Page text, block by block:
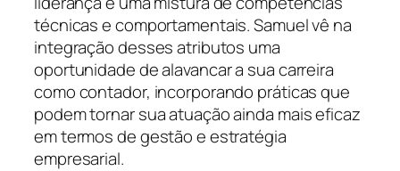
técnicas e comportamentais. Samuel vê na
integração desses atributos uma
oportunidade de alavancar a sua carreira
como contador, incorporando práticas que
podem tornar sua atuação ainda mais eficaz
em termos de gestão e estratégia
empresarial.